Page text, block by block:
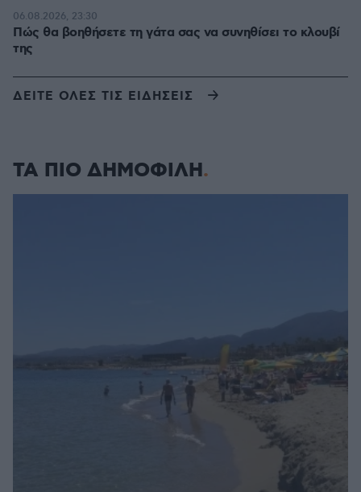
Πώς θα βοηθήσετε τη γάτα σας να συνηθίσει το κλουβί
της
06.08.2026, 23:30
ΔΕΙΤΕ ΟΛΕΣ ΤΙΣ ΕΙΔΗΣΕΙΣ
ΤΑ ΠΙΟ ΔΗΜΟΦΙΛΗ